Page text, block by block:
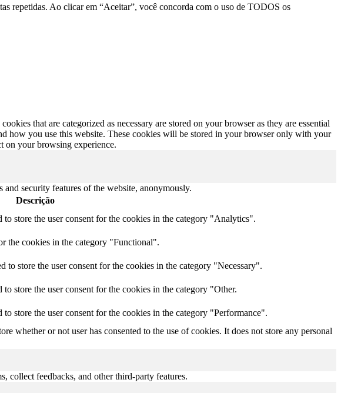
repetidas. Ao clicar em “Aceitar”, você concorda com o uso de TODOS os
that are categorized as necessary are stored on your browser as they are essential
how you use this website. These cookies will be stored in your browser only with your
on your browsing experience.
security features of the website, anonymously.
Descrição
store the user consent for the cookies in the category "Analytics".
the cookies in the category "Functional".
store the user consent for the cookies in the category "Necessary".
store the user consent for the cookies in the category "Other.
store the user consent for the cookies in the category "Performance".
whether or not user has consented to the use of cookies. It does not store any personal
collect feedbacks, and other third-party features.